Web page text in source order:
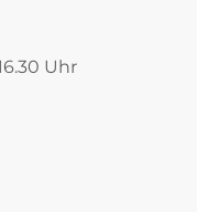
Uhr